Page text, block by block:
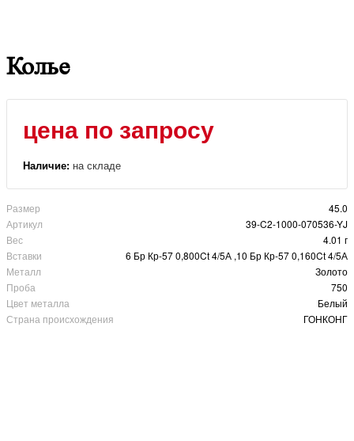
Колье
цена по запросу
Наличие: на складе
Размер
45.0
Артикул
39-C2-1000-070536-YJ
Вес
4.01 г
Вставки
6 Бр Кр-57 0,800Ct 4/5А ,10 Бр Кр-57 0,160Ct 4/5А
Металл
Золото
Проба
750
Цвет металла
Белый
Страна происхождения
ГОНКОНГ